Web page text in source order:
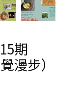
期
漫步）